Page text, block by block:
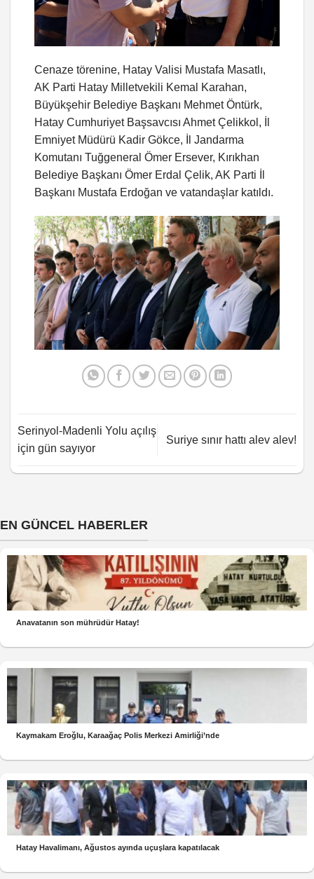
Cenaze törenine, Hatay Valisi Mustafa Masatlı,
AK Parti Hatay Milletvekili Kemal Karahan,
Büyükşehir Belediye Başkanı Mehmet Öntürk,
Hatay Cumhuriyet Başsavcısı Ahmet Çelikkol, İl
Emniyet Müdürü Kadir Gökce, İl Jandarma
Komutanı Tuğgeneral Ömer Ersever, Kırıkhan
Belediye Başkanı Ömer Erdal Çelik, AK Parti İl
Başkanı Mustafa Erdoğan ve vatandaşlar katıldı.
Serinyol-Madenli Yolu açılış
için gün sayıyor
Suriye sınır hattı alev alev!
EN GÜNCEL HABERLER
Anavatanın son mührüdür Hatay!
Kaymakam Eroğlu, Karaağaç Polis Merkezi Amirliği’nde
Hatay Havalimanı, Ağustos ayında uçuşlara kapatılacak